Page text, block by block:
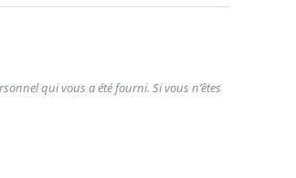
qui vous a été fourni. Si vous n’êtes